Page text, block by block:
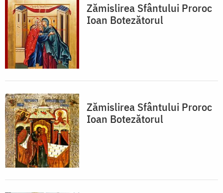
Zămislirea Sfântului Proroc
Ioan Botezătorul
Zămislirea Sfântului Proroc
Ioan Botezătorul